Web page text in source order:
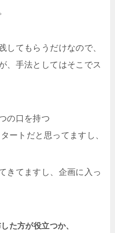
してもらうだけなので、
、手法としてはそこでス
の口を持つ
ートだと思ってますし、
きてますし、企画に入っ
た方が役立つか、